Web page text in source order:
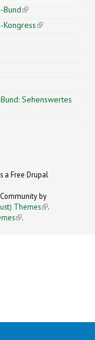
Bund(link is
external)
Kongress(link is
external)
Sehenswertes
a Free Drupal
by
Themes (link is
.
(link is
.